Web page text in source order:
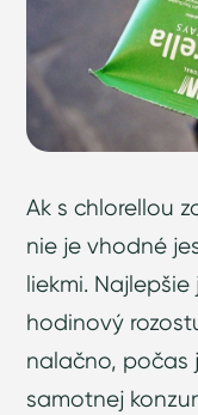
Ak s chlorellou
nie je vhodné
liekmi.
hodinový
nalačno, počas
samotnej